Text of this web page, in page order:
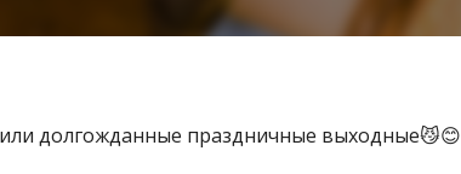
долгожданные праздничные выходные😼😊